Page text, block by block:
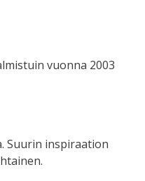
vuonna 2003
Suurin inspiraation